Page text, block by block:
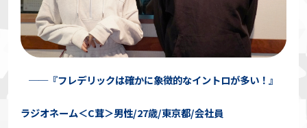
──『フレデリックは確かに象徴的なイントロが多い！』
ラジオネーム＜C茸＞男性/27歳/東京都/会社員